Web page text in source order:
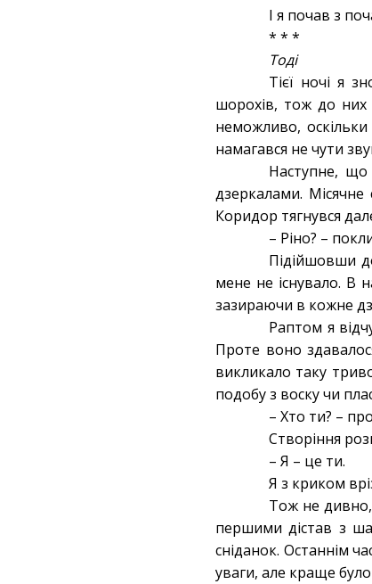
І я почав з
* * *
Тоді
Тієї ночі я
шорохів, тож до них
неможливо,
намагався не чути
Наступне, що
дзеркалами. Місячне
Коридор тягнувся
– Ріно? –
Підійшовши
мене не існувало. В
зазираючи в кожне
Раптом я
Проте воно
викликало таку
подобу з воску чи
– Хто ти? –
Створіння
– Я – це ти.
Я з криком
Тож не дивно,
першими дістав з
сніданок. Останнім
уваги, але краще